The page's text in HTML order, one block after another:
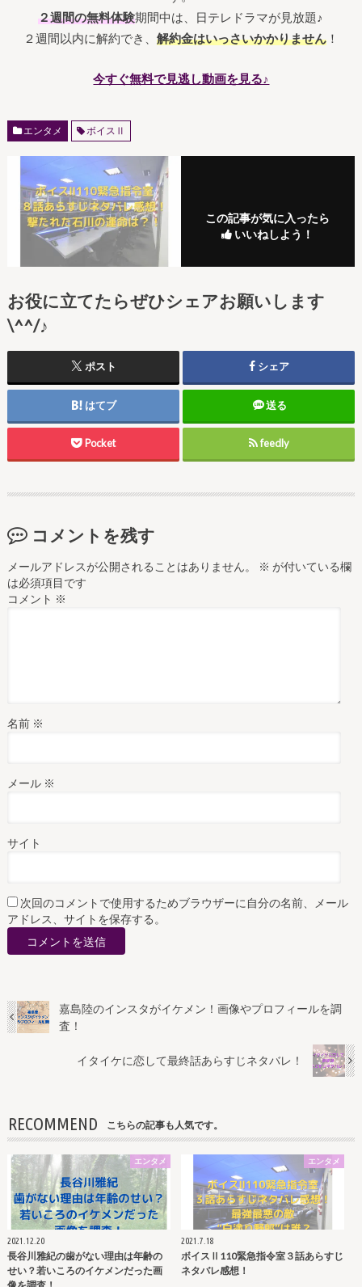
２週間の無料体験期間中は、日テレドラマが見放題♪
２週間以内に解約でき、 解約金はいっさいかかりません！
今すぐ無料で見逃し動画を見る♪
エンタメ ボイスⅡ
この記事が気に入ったら
いいねしよう！
お役に立てたらぜひシェアお願いします
\^^/♪
ポスト シェア
はてブ 送る
Pocket feedly
コメントを残す
メールアドレスが公開されることはありません。 ※ が付いている欄
は必須項目です
コメント ※
名前 ※
メール ※
サイト
次回のコメントで使用するためブラウザーに自分の名前、メール
アドレス、サイトを保存する。
嘉島陸のインスタがイケメン！画像やプロフィールを調
査！
イタイケに恋して最終話あらすじネタバレ！
RECOMMEND こちらの記事も人気です。
エンタメ
2021.12.20
長谷川雅紀の歯がない理由は年齢の
せい？若いころのイケメンだった画
エンタメ
2021.7.18
ボイスⅡ110緊急指令室３話あらすじ
ネタバレ感想！